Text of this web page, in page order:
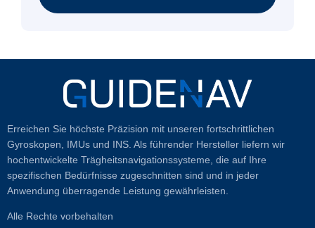
Erreichen Sie höchste Präzision mit unseren fortschrittlichen
Gyroskopen, IMUs und INS. Als führender Hersteller liefern wir
hochentwickelte Trägheitsnavigationssysteme, die auf Ihre
spezifischen Bedürfnisse zugeschnitten sind und in jeder
Anwendung überragende Leistung gewährleisten.
Alle Rechte vorbehalten